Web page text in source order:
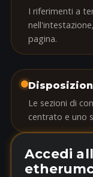
I riferimenti a
pagina.
Le sezioni di
centrato e uno
Accedi